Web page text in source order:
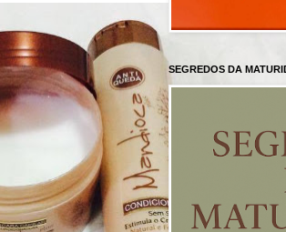
SEGREDOS DA